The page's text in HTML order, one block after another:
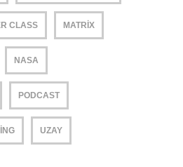
CLASS MATRIX
NASA
PODCAST
UZAY